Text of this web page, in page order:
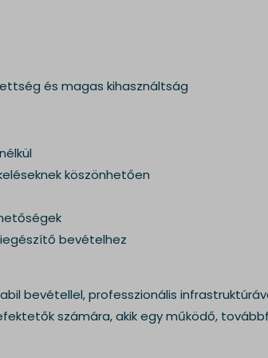
és magas kihasználtság
köszönhetően
bevételhez
bevétellel, professzionális
számára, akik egy működő,